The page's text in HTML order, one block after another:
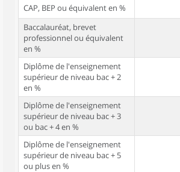
CAP, BEP ou équivalent en %
Baccalauréat, brevet
professionnel ou équivalent
en %
Diplôme de l'enseignement
supérieur de niveau bac + 2
en %
Diplôme de l'enseignement
supérieur de niveau bac + 3
ou bac + 4 en %
Diplôme de l'enseignement
supérieur de niveau bac + 5
ou plus en %